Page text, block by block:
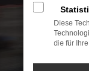
Diese
die für